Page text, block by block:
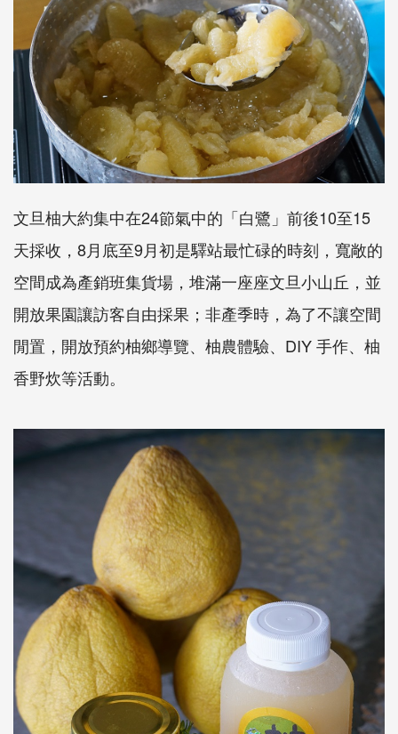
文旦柚大約集中在24節氣中的「白鷺」前後10至15
天採收，8月底至9月初是驛站最忙碌的時刻，寬敞的
空間成為產銷班集貨場，堆滿一座座文旦小山丘，並
開放果園讓訪客自由採果；非產季時，為了不讓空間
閒置，開放預約柚鄉導覽、柚農體驗、DIY 手作、柚
香野炊等活動。